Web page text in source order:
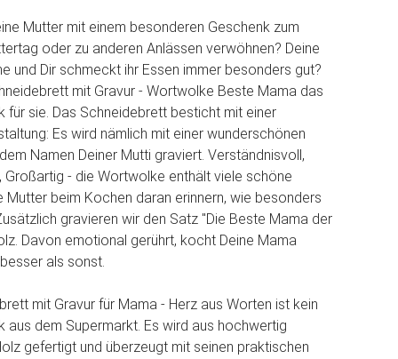
Mutter mit einem besonderen Geschenk zum
oder zu anderen Anlässen verwöhnen? Deine
und Dir schmeckt ihr Essen immer besonders gut?
mit Gravur - Wortwolke Beste Mama das
für sie. Das Schneidebrett besticht mit einer
Es wird nämlich mit einer wunderschönen
Namen Deiner Mutti graviert. Verständnisvoll,
Großartig - die Wortwolke enthält viele schöne
Mutter beim Kochen daran erinnern, wie besonders
gravieren wir den Satz "Die Beste Mama der
Davon emotional gerührt, kocht Deine Mama
als sonst.
mit Gravur für Mama - Herz aus Worten ist kein
aus dem Supermarkt. Es wird aus hochwertig
gefertigt und überzeugt mit seinen praktischen